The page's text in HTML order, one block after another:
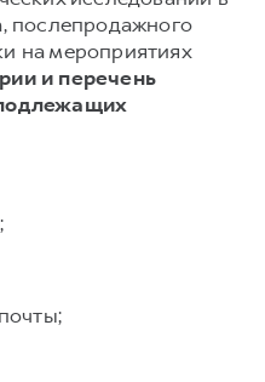
послепродажного
на мероприятиях
и перечень